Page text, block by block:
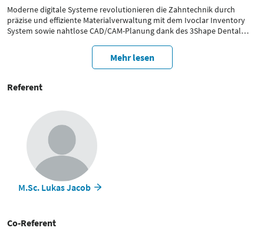
Moderne digitale Systeme revolutionieren die Zahntechnik durch
präzise und effiziente Materialverwaltung mit dem Ivoclar Inventory
System sowie nahtlose CAD/CAM-Planung dank des 3Shape Dental
Plattform zur Automatisierung von Designprozessen und
Beschleunigung der Laborabläufe. Der Fokus liegt auf der praxisnahen
zahntechnische Labore – von Effizienzsteigerung und
Mehr lesen
Referent
M.Sc. Lukas Jacob
Co-Referent